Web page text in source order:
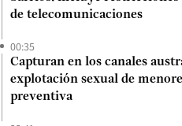
de telecomunicaciones
00:35
Capturan en los canales
explotación sexual de
preventiva